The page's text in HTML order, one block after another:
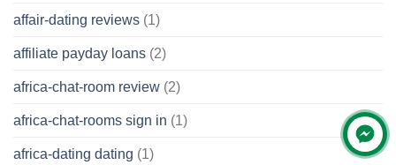
affair-dating reviews (1)
affiliate payday loans (2)
africa-chat-room review (2)
africa-chat-rooms sign in (1)
africa-dating dating (1)